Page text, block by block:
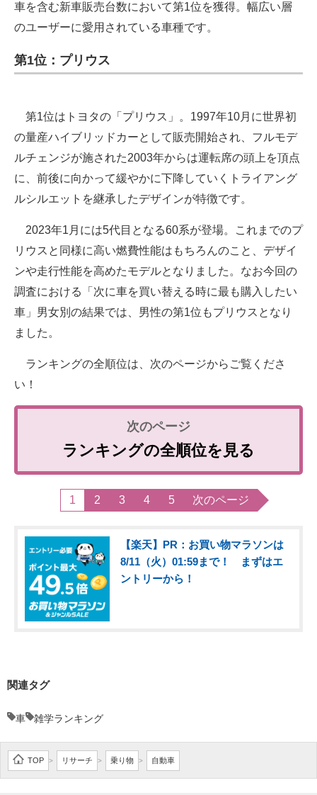
車を含む新車販売台数において第1位を獲得。幅広い層
のユーザーに愛用されている車種です。
第1位：プリウス
第1位はトヨタの「プリウス」。1997年10月に世界初
の量産ハイブリッドカーとして販売開始され、フルモデ
ルチェンジが施された2003年からは運転席の頭上を頂点
に、前後に向かって緩やかに下降していくトライアング
ルシルエットを継承したデザインが特徴です。
2023年1月には5代目となる60系が登場。これまでのプ
リウスと同様に高い燃費性能はもちろんのこと、デザイ
ンや走行性能を高めたモデルとなりました。なお今回の
調査における「次に車を買い替える時に最も購入したい
車」男女別の結果では、男性の第1位もプリウスとなり
ました。
ランキングの全順位は、次のページからご覧くださ
い！
ランキングの全順位を見る
1 2 3 4 5 次のページ
【楽天】PR：お買い物マラソンは
8/11（火）01:59まで！ まずはエ
ントリーから！
関連タグ
車 雑学ランキング
TOP > リサーチ > 乗り物 > 自動車